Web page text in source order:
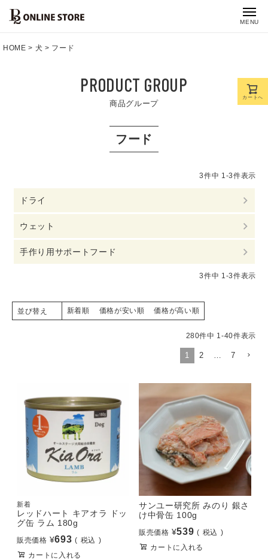
MENU
HOME 犬 フード
PRODUCT GROUP
商品グループ
フード
3件中 1-3件表示
ドライ
ウェット
手作り用サポートフード
3件中 1-3件表示
並び替え 新着順 価格が安い順 価格が高い順
280件中 1-40件表示
1 2 … 7
新着
レッドハート キアオラ ドッ
グ缶 ラム 180g
販売価格 ¥693
税込
カートに入れる
サンユー研究所 みのり 銀さ
け中骨缶 100g
販売価格 ¥539
税込
カートに入れる
カートへ